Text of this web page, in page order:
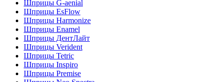
Шприцы G-aenial
Шприцы EsFlow
Шприцы Harmonize
Шприцы Enamel
Шприцы ДентЛайт
Шприцы Verident
Шприцы Tetric
Шприцы Inspiro
Шприцы Premise